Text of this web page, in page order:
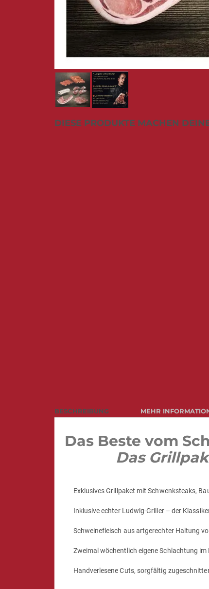
Anfang
BESCHREIBUNG
Das Beste vom
Das
Exklusives Grillpaket mit Schwenksteaks,
Inklusive echter Ludwig-Griller – der
Schweinefleisch aus artgerechter Haltung
Zweimal wöchentlich eigene Schlachtung im
Handverlesene Cuts, sorgfältig
MEHR
DIESE PRODUKTE MACHEN